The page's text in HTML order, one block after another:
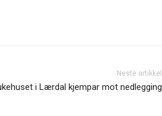
Neste artikkel
i Lærdal kjempar mot nedlegging